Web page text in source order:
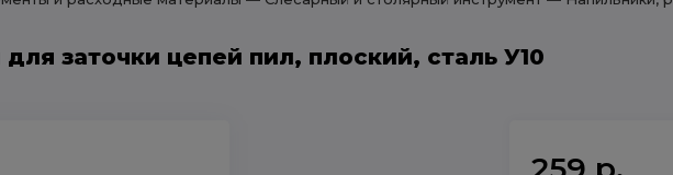
заточки цепей пил, плоский, сталь У10